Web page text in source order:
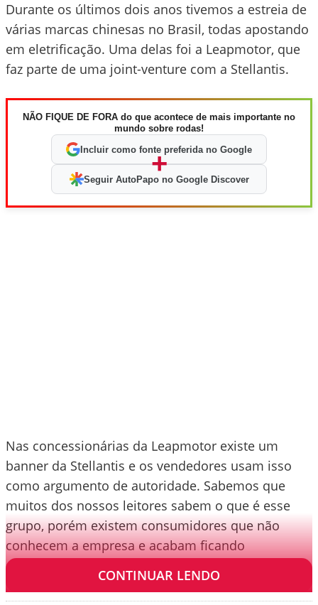
Durante os últimos dois anos tivemos a estreia de
várias marcas chinesas no Brasil, todas apostando
em eletrificação. Uma delas foi a Leapmotor, que
faz parte de uma joint-venture com a Stellantis.
NÃO FIQUE DE FORA do que acontece de mais importante no
mundo sobre rodas!
Incluir como fonte preferida no Google
+
Seguir AutoPapo no Google Discover
Nas concessionárias da Leapmotor existe um
banner da Stellantis e os vendedores usam isso
como argumento de autoridade. Sabemos que
muitos dos nossos leitores sabem o que é esse
grupo, porém existem consumidores que não
conhecem a empresa e acabam ficando
confundidos.
CONTINUAR LENDO